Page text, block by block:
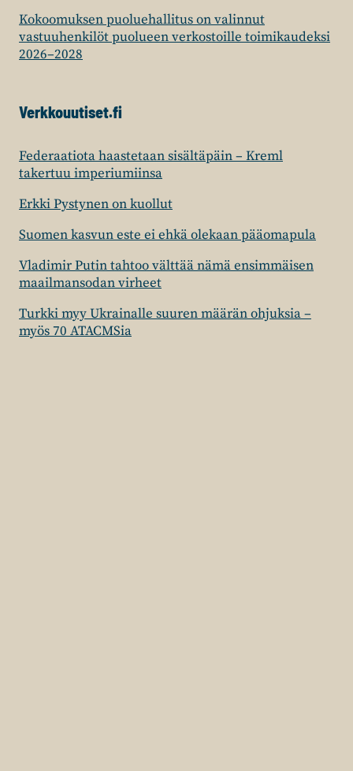
Kokoomuksen puoluehallitus on valinnut
vastuuhenkilöt puolueen verkostoille toimikaudeksi
2026–2028
Verkkouutiset.fi
Federaatiota haastetaan sisältäpäin – Kreml
takertuu imperiumiinsa
Erkki Pystynen on kuollut
Suomen kasvun este ei ehkä olekaan pääomapula
Vladimir Putin tahtoo välttää nämä ensimmäisen
maailmansodan virheet
Turkki myy Ukrainalle suuren määrän ohjuksia –
myös 70 ATACMSia